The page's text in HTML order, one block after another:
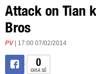
Attack on Tian
Bros
PV | 17:00 07/02/2014
0
CHIA SẺ